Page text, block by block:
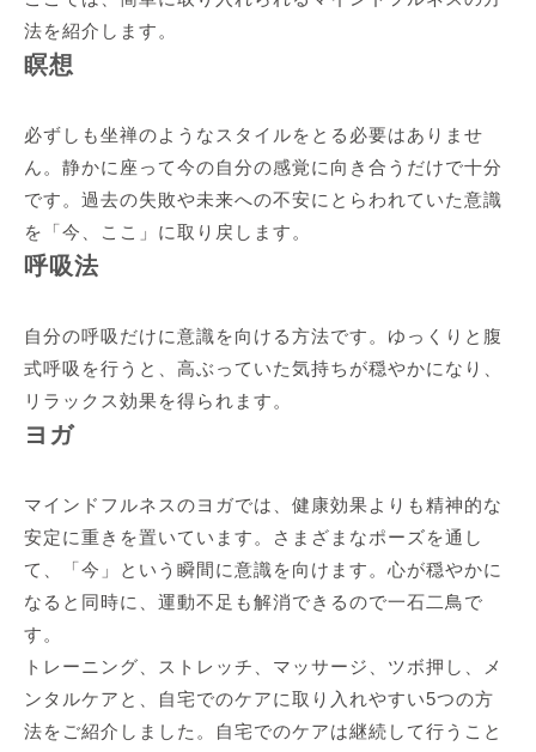
法を紹介します。
瞑想
必ずしも坐禅のようなスタイルをとる必要はありませ
ん。静かに座って今の自分の感覚に向き合うだけで十分
です。過去の失敗や未来への不安にとらわれていた意識
を「今、ここ」に取り戻します。
呼吸法
自分の呼吸だけに意識を向ける方法です。ゆっくりと腹
式呼吸を行うと、高ぶっていた気持ちが穏やかになり、
リラックス効果を得られます。
ヨガ
マインドフルネスのヨガでは、健康効果よりも精神的な
安定に重きを置いています。さまざまなポーズを通し
て、「今」という瞬間に意識を向けます。心が穏やかに
なると同時に、運動不足も解消できるので一石二鳥で
す。
トレーニング、ストレッチ、マッサージ、ツボ押し、メ
ンタルケアと、自宅でのケアに取り入れやすい5つの方
法をご紹介しました。自宅でのケアは継続して行うこと